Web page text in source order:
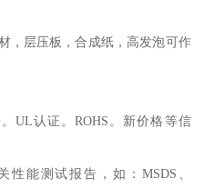
，层压板，合成纸，高发泡可作
UL认证。ROHS 。新价格等信
性能测试报告，如： MSDS